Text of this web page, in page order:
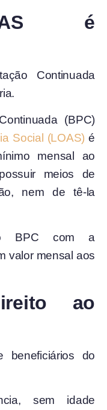
é
Continuada
(BPC)
Social (LOAS) é
mensal ao
meios de
nem de tê-la
BPC com a
valor mensal aos
ao
beneficiários do
sem idade